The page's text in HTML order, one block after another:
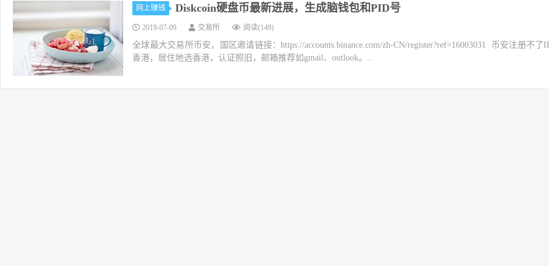
网上赚钱 Diskcoin硬盘币最新进展，生成脑钱包和PID号
2019-07-09 交易所 阅读(149)
全球最大交易所币安，国区邀请链接：https://accounts.binance.com/zh-CN/register?ref=16003031 币安注册不了
香港，居住地选香港，认证照旧，邮箱推荐如gmail、outlook。...